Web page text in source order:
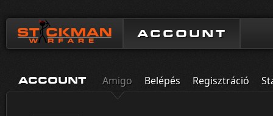
ACCOUNT
ACCOUNT Amigo Belépés Regisztráció